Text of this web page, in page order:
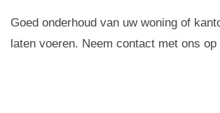
Goed onderhoud van uw woning of
laten voeren. Neem contact met ons